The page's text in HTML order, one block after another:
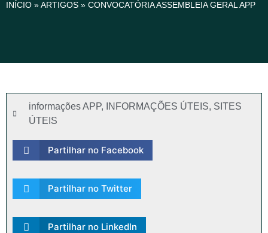
INÍCIO »ARTIGOS » CONVOCATÓRIA ASSEMBLEIA GERAL APP
informações APP, INFORMAÇÕES ÚTEIS, SITES
ÚTEIS
Partilhar no Facebook
Partilhar no Twitter
Partilhar no LinkedIn